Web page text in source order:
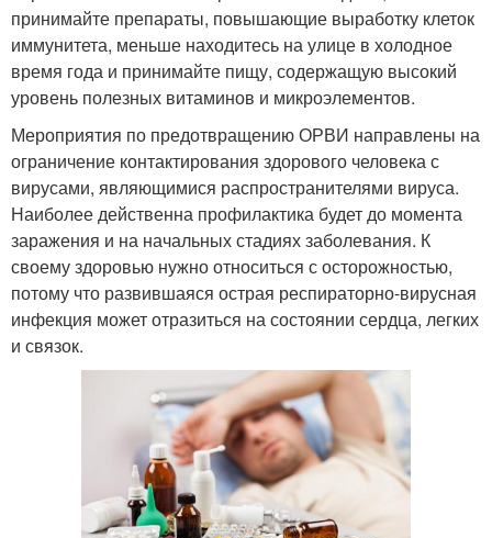
принимайте препараты, повышающие выработку клеток
иммунитета, меньше находитесь на улице в холодное
время года и принимайте пищу, содержащую высокий
уровень полезных витаминов и микроэлементов.
Мероприятия по предотвращению ОРВИ направлены на
ограничение контактирования здорового человека с
вирусами, являющимися распространителями вируса.
Наиболее действенна профилактика будет до момента
заражения и на начальных стадиях заболевания. К
своему здоровью нужно относиться с осторожностью,
потому что развившаяся острая респираторно-вирусная
инфекция может отразиться на состоянии сердца, легких
и связок.